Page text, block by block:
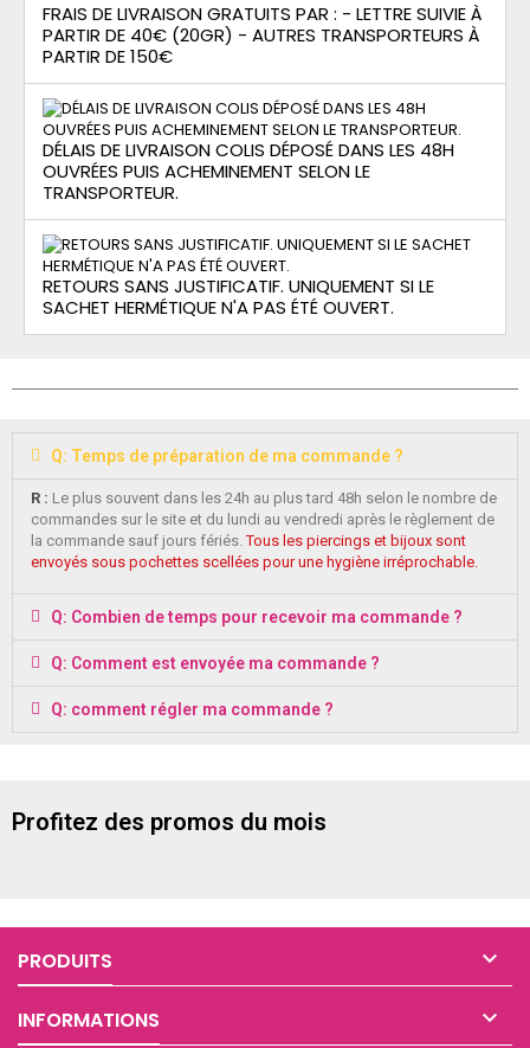
FRAIS DE LIVRAISON GRATUITS PAR : - LETTRE SUIVIE À
PARTIR DE 40€ (20GR) - AUTRES TRANSPORTEURS À
PARTIR DE 150€
DÉLAIS DE LIVRAISON COLIS DÉPOSÉ DANS LES 48H
OUVRÉES PUIS ACHEMINEMENT SELON LE
TRANSPORTEUR.
RETOURS SANS JUSTIFICATIF. UNIQUEMENT SI LE
SACHET HERMÉTIQUE N'A PAS ÉTÉ OUVERT.
Q: Temps de préparation de ma commande ?
R : Le plus souvent dans les 24h au plus tard 48h selon le nombre de
commandes sur le site et du lundi au vendredi après le règlement de
la commande sauf jours fériés.Tous les piercings et bijoux sont
envoyés sous pochettes scellées pour une hygiène irréprochable.
Q: Combien de temps pour recevoir ma commande ?
Q: Comment est envoyée ma commande ?
Q: comment régler ma commande ?
Profitez des promos du mois
PRODUITS 
INFORMATIONS 